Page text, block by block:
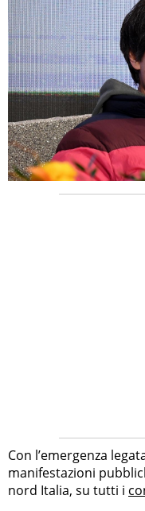
Con l’emergenza
manifestazioni
nord Italia, su tutti i